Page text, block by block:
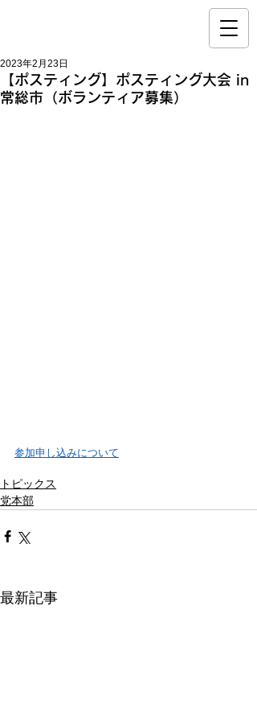
【ポスティング】ポスティング大会 in
常総市（ボランティア募集）
2023年2月23日
参加申し込みについて
トピックス
党本部
最新記事